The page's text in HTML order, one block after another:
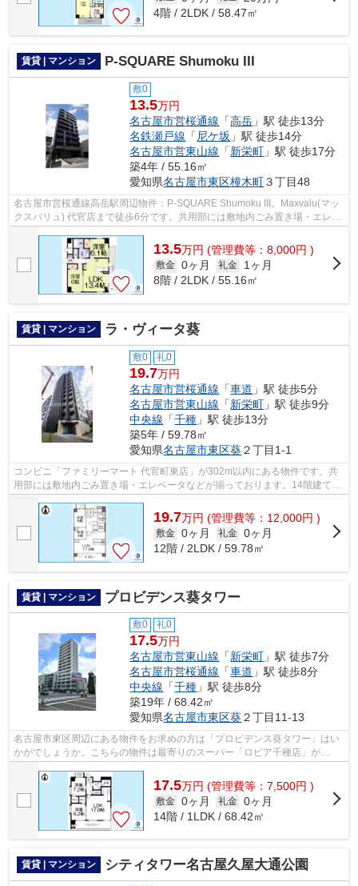
4階 / 2LDK / 58.47㎡
賃貸 | マンション P-SQUARE Shumoku III
敷0
13.5万円
名古屋市営桜通線 「高岳 」駅 徒歩13分
名鉄瀬戸線 「 尼ケ坂 」駅 徒歩14分
名古屋市営東山線 「新栄町 」駅 徒歩17分
築4年 / 55.16㎡
愛知県名古屋市東区橦木町３丁目48
名古屋市営桜通線高岳駅周辺物件：P-SQUARE Shumoku III。Maxvalu(マッ
クスバリュ) 代官店まで徒歩6分です。共用部には敷地内ごみ置き場・エレベ
ータなどが備わっておりとても充実して...
13.5万円 (管理費等：8,000円 )
敷金 0ヶ月 礼金
1ヶ月
8階 / 2LDK / 55.16㎡
賃貸 | マンション ラ・ヴィータ葵
敷0 礼0
19.7万円
名古屋市営桜通線 「車道 」駅 徒歩5分
名古屋市営東山線 「新栄町 」駅 徒歩9分
中央線 「千種 」駅 徒歩13分
築5年 / 59.78㎡
愛知県名古屋市東区葵２丁目1-1
コンビニ「ファミリーマート 代官町東店」が302m以内にある物件です。共
用部には敷地内ごみ置き場・エレベータなどが揃っております。14階建ての
物件となっています。2駅利用できる場...
19.7万円 (管理費等：12,000円 )
敷金 0ヶ月 礼金 0ヶ月
12階 / 2LDK / 59.78㎡
賃貸 | マンション プロビデンス葵タワー
敷0 礼0
17.5万円
名古屋市営東山線 「新栄町 」駅 徒歩7分
名古屋市営桜通線 「車道 」駅 徒歩8分
中央線 「千種 」駅 徒歩8分
築19年 / 68.42㎡
愛知県名古屋市東区葵２丁目11-13
名古屋市東区周辺にある物件をお求めの方は「プロビデンス葵タワー」はい
かがでしょうか。こちらの物件は最寄りのスーパー「ロピア千種店」が
17.5万円 (管理費等：7,500円 )
敷金 0ヶ月 礼金 0ヶ月
14階 / 1LDK / 68.42㎡
賃貸 | マンション シティタワー名古屋久屋大通公園